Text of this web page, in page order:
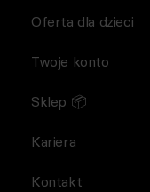
Oferta dla dzieci
Twoje konto
Sklep 📦
Kariera
Kontakt